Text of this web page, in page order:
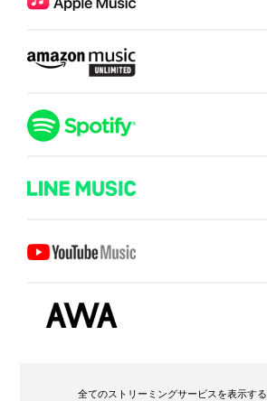
全てのストリーミングサービスを表示する